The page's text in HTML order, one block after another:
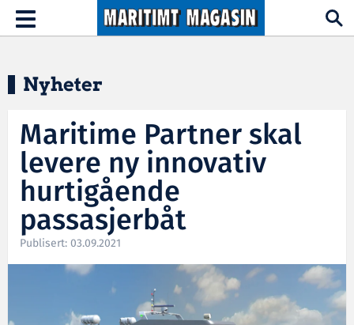
Hopp til hovedinnhold
Toggle
navigation
Nyheter
Maritime Partner skal
levere ny innovativ
hurtigående
passasjerbåt
Publisert: 03.09.2021